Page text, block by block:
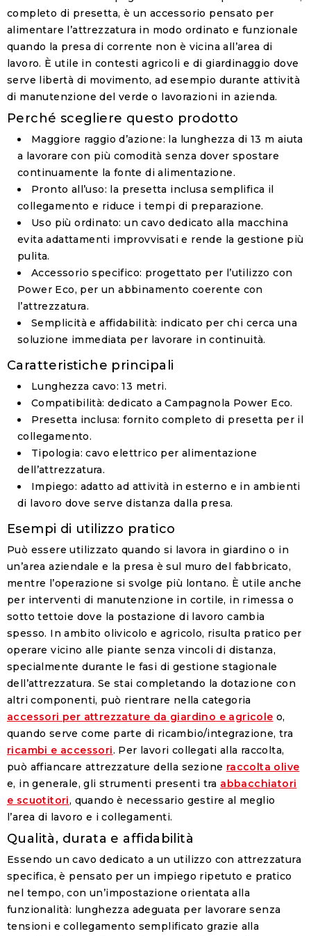
completo di presetta, è un accessorio pensato per
alimentare l’attrezzatura in modo ordinato e funzionale
quando la presa di corrente non è vicina all’area di
lavoro. È utile in contesti agricoli e di giardinaggio dove
serve libertà di movimento, ad esempio durante attività
di manutenzione del verde o lavorazioni in azienda.
Perché scegliere questo prodotto
Maggiore raggio d’azione: la lunghezza di 13 m aiuta
a lavorare con più comodità senza dover spostare
continuamente la fonte di alimentazione.
Pronto all’uso: la presetta inclusa semplifica il
collegamento e riduce i tempi di preparazione.
Uso più ordinato: un cavo dedicato alla macchina
evita adattamenti improvvisati e rende la gestione più
pulita.
Accessorio specifico: progettato per l’utilizzo con
Power Eco, per un abbinamento coerente con
l’attrezzatura.
Semplicità e affidabilità: indicato per chi cerca una
soluzione immediata per lavorare in continuità.
Caratteristiche principali
Lunghezza cavo: 13 metri.
Compatibilità: dedicato a Campagnola Power Eco.
Presetta inclusa: fornito completo di presetta per il
collegamento.
Tipologia: cavo elettrico per alimentazione
dell’attrezzatura.
Impiego: adatto ad attività in esterno e in ambienti
di lavoro dove serve distanza dalla presa.
Esempi di utilizzo pratico
Può essere utilizzato quando si lavora in giardino o in
un’area aziendale e la presa è sul muro del fabbricato,
mentre l’operazione si svolge più lontano. È utile anche
per interventi di manutenzione in cortile, in rimessa o
sotto tettoie dove la postazione di lavoro cambia
spesso. In ambito olivicolo e agricolo, risulta pratico per
operare vicino alle piante senza vincoli di distanza,
specialmente durante le fasi di gestione stagionale
dell’attrezzatura. Se stai completando la dotazione con
altri componenti, può rientrare nella categoria
accessori per attrezzature da giardino e agricole o,
quando serve come parte di ricambio/integrazione, tra
ricambi e accessori. Per lavori collegati alla raccolta,
può affiancare attrezzature della sezione raccolta olive
e, in generale, gli strumenti presenti tra abbacchiatori
e scuotitori, quando è necessario gestire al meglio
l’area di lavoro e i collegamenti.
Qualità, durata e affidabilità
Essendo un cavo dedicato a un utilizzo con attrezzatura
specifica, è pensato per un impiego ripetuto e pratico
nel tempo, con un’impostazione orientata alla
funzionalità: lunghezza adeguata per lavorare senza
tensioni e collegamento semplificato grazie alla